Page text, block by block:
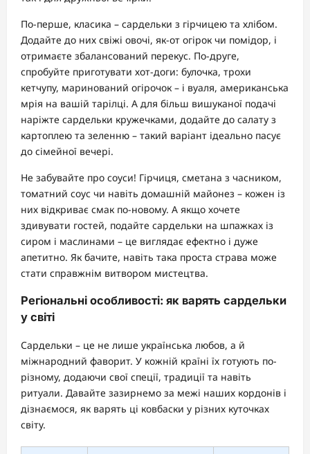
По-перше, класика – сардельки з гірчицею та хлібом.
Додайте до них свіжі овочі, як-от огірок чи помідор, і
отримаєте збалансований перекус. По-друге,
спробуйте приготувати хот-доги: булочка, трохи
кетчупу, маринований огірочок – і вуаля, американська
мрія на вашій тарілці. А для більш вишуканої подачі
наріжте сардельки кружечками, додайте до салату з
картоплею та зеленню – такий варіант ідеально пасує
до сімейної вечері.
Не забувайте про соуси! Гірчиця, сметана з часником,
томатний соус чи навіть домашній майонез – кожен із
них відкриває смак по-новому. А якщо хочете
здивувати гостей, подайте сардельки на шпажках із
сиром і маслинами – це виглядає ефектно і дуже
апетитно. Як бачите, навіть така проста страва може
стати справжнім витвором мистецтва.
Регіональні особливості: як варять сардельки
у світі
Сардельки – це не лише українська любов, а й
міжнародний фаворит. У кожній країні їх готують по-
різному, додаючи свої спеції, традиції та навіть
ритуали. Давайте зазирнемо за межі наших кордонів і
дізнаємося, як варять ці ковбаски у різних куточках
світу.